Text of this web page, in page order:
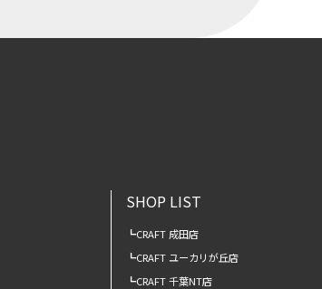
SHOP LIST
CRAFT 成田店
CRAFT ユーカリが丘店
CRAFT 千葉NT店